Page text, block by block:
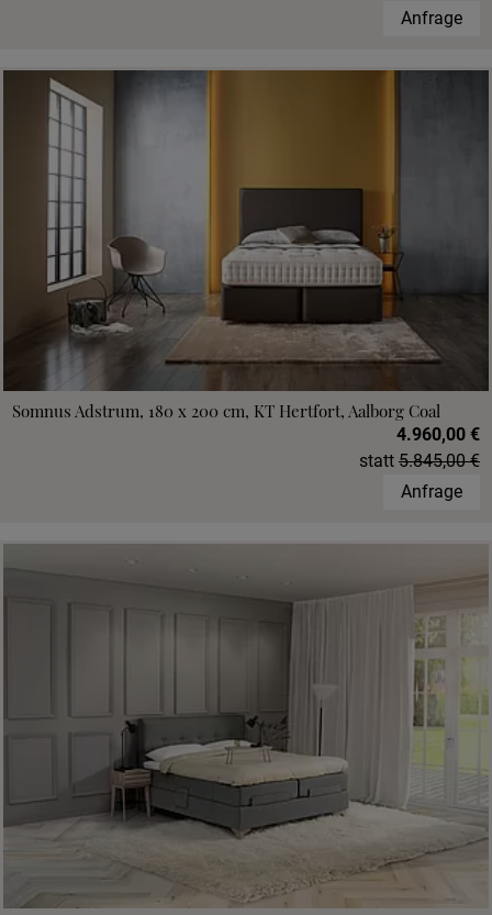
Anfrage
Somnus Adstrum, 180 x 200 cm, KT Hertfort, Aalborg Coal
4.960,00 €
statt 5.845,00 €
Anfrage